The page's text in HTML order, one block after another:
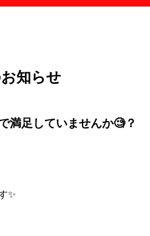
お知らせ
満足していませんか🧐？
✨